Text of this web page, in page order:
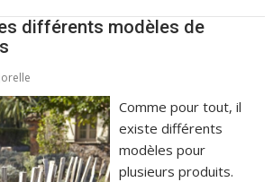
différents modèles de
Comme pour tout, il
existe différents
modèles pour
plusieurs produits.